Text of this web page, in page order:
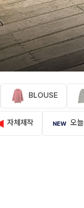
BLOUSE
자체제작 오